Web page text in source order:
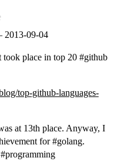
2013-09-04
took place in top 20 #github
top-github-languages-
at 13th place. Anyway, I
for #golang.